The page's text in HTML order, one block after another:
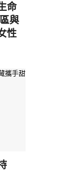
命
與
性